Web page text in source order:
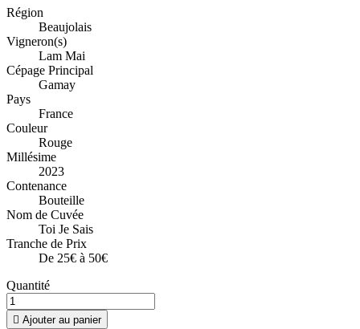
Région
Beaujolais
Vigneron(s)
Lam Mai
Cépage Principal
Gamay
Pays
France
Couleur
Rouge
Millésime
2023
Contenance
Bouteille
Nom de Cuvée
Toi Je Sais
Tranche de Prix
De 25€ à 50€
Quantité
 Ajouter au panier